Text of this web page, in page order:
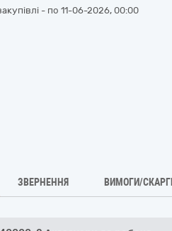
- по 11-06-2026, 00:00
ЗВЕРНЕННЯ ВИМОГИ/